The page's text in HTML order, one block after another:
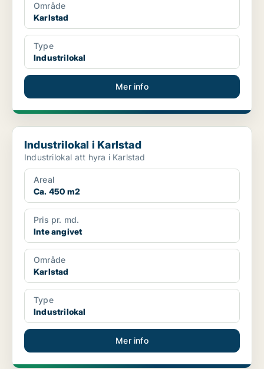
Område
Karlstad
Type
Industrilokal
Mer info
Industrilokal i Karlstad
Industrilokal i Karlstad
Industrilokal att hyra i Karlstad
Areal
Ca. 450 m2
Pris pr. md.
Inte angivet
Område
Karlstad
Type
Industrilokal
Mer info